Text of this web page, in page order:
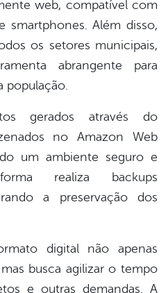
web, compatível com
smartphones. Além disso,
os setores municipais,
abrangente para
população.
gerados através do
no Amazon Web
um ambiente seguro e
realiza backups
a preservação dos
digital não apenas
busca agilizar o tempo
e outras demandas. A